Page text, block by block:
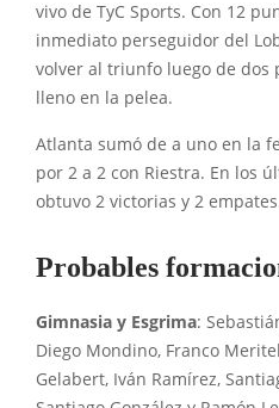
vivo de TyC Sports. Con 12
inmediato perseguidor del
volver al triunfo luego de dos
lleno en la pelea.
Atlanta sumó de a uno en la
por 2 a 2 con Riestra. En los
obtuvo 2 victorias y 2
Probables
Gimnasia y Esgrima:
Diego Mondino, Franco
Gelabert, Iván Ramírez,